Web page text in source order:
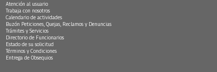
Atención al usuario
Trabaja con nosotros
Calendario de actividades
Buzón Peticiones, Quejas, Reclamos y Denuncias
Trámites y Servicios
Directorio de Funcionarios
Estado de su solicitud
Términos y Condiciones
Entrega de Obsequios